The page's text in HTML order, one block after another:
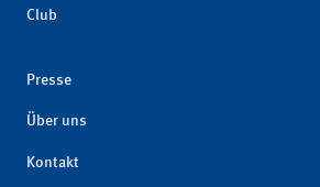
Club
Presse
Über uns
Kontakt